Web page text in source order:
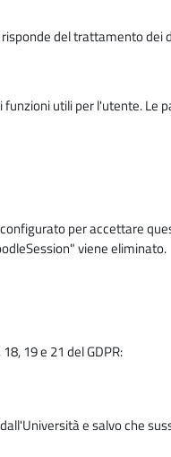
del trattamento
utili per l'utente. Le
per accettare
viene eliminato.
19 e 21 del GDPR:
e salvo che